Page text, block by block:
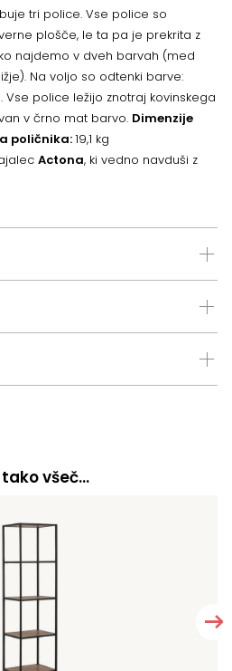
tri police. Vse police so
plošče, le ta pa je prekrita z
najdemo v dveh barvah (med
Na voljo so odtenki barve:
Vse police ležijo znotraj kovinskega
v črno mat barvo. Dimenzije
poličnika:19,1 kg
Actona, ki vedno navduši z
všeč…